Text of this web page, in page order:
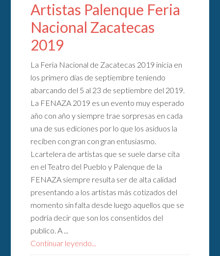
Artistas Palenque Feria
Nacional Zacatecas
2019
La Feria Nacional de Zacatecas 2019 inicia en
los primero días de septiembre teniendo
abarcando del 5 al 23 de septiembre del 2019.
La FENAZA 2019 es un evento muy esperado
año con año y siempre trae sorpresas en cada
una de sus ediciones por lo que los asiduos la
reciben con gran con gran entusiasmo.
Lcartelera de artistas que se suele darse cita
en el Teatro del Pueblo y Palenque de la
FENAZA siempre resulta ser de alta calidad
presentando a los artistas más cotizados del
momento sin falta desde luego aquellos que se
podría decir que son los consentidos del
publico. A ...
Continuar leyendo...